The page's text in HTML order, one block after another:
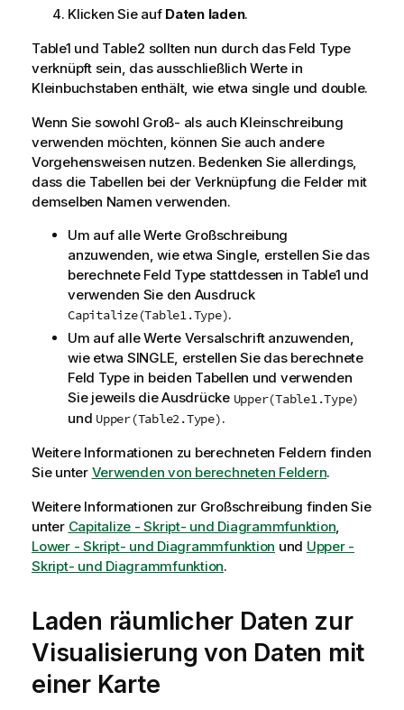
Klicken Sie auf Daten laden.
Table1 und Table2 sollten nun durch das Feld Type
verknüpft sein, das ausschließlich Werte in
Kleinbuchstaben enthält, wie etwa single und double.
Wenn Sie sowohl Groß- als auch Kleinschreibung
verwenden möchten, können Sie auch andere
Vorgehensweisen nutzen. Bedenken Sie allerdings,
dass die Tabellen bei der Verknüpfung die Felder mit
demselben Namen verwenden.
Um auf alle Werte Großschreibung
anzuwenden, wie etwa Single, erstellen Sie das
berechnete Feld Type stattdessen in Table1 und
verwenden Sie den Ausdruck
Capitalize(Table1.Type).
Um auf alle Werte Versalschrift anzuwenden,
wie etwa SINGLE, erstellen Sie das berechnete
Feld Typein beiden Tabellen und verwenden
Sie jeweils die Ausdrücke Upper(Table1.Type)
und Upper(Table2.Type).
Weitere Informationen zu berechneten Feldern finden
Sie unter Verwenden von berechneten Feldern.
Weitere Informationen zur Großschreibung finden Sie
unter Capitalize - Skript- und Diagrammfunktion,
Lower - Skript- und Diagrammfunktion und Upper -
Skript- und Diagrammfunktion.
Laden räumlicher Daten zur
Visualisierung von Daten mit
einer Karte